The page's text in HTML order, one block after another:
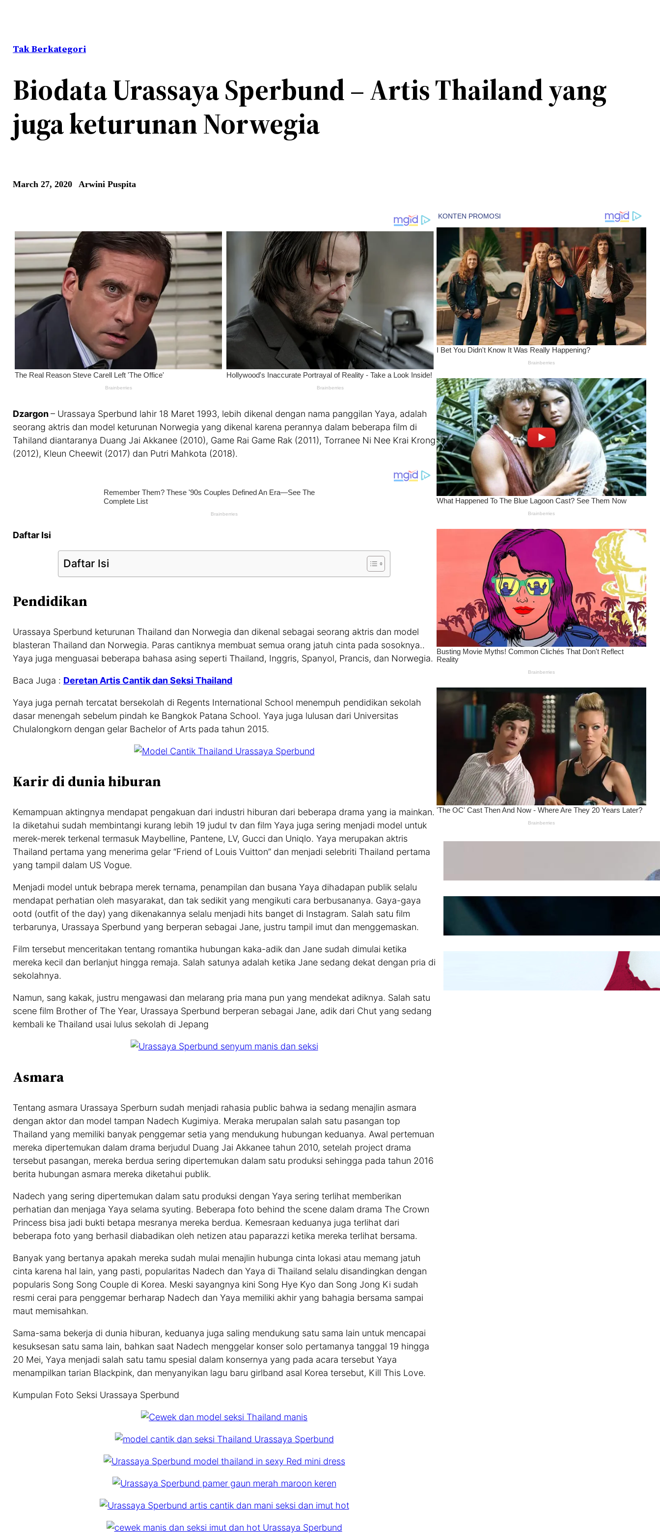
Tak Berkategori
Biodata Urassaya Sperbund – Artis Thailand yang
juga keturunan Norwegia
March 27, 2020 Arwini Puspita
Dzargon– Urassaya Sperbund lahir 18 Maret 1993, lebih dikenal dengan nama panggilan Yaya, adalah
seorang aktris dan model keturunan Norwegia yang dikenal karena perannya dalam beberapa film di
Tahiland diantaranya Duang Jai Akkanee (2010), Game Rai Game Rak (2011), Torranee Ni Nee Krai Krong
(2012), Kleun Cheewit (2017) dan Putri Mahkota (2018).
Daftar Isi
Daftar Isi
Pendidikan
Urassaya Sperbund keturunan Thailand dan Norwegia dan dikenal sebagai seorang aktris dan model
blasteran Thailand dan Norwegia. Paras cantiknya membuat semua orang jatuh cinta pada sosoknya..
Yaya juga menguasai beberapa bahasa asing seperti Thailand, Inggris, Spanyol, Prancis, dan Norwegia.
Baca Juga : Deretan Artis Cantik dan Seksi Thailand
Yaya juga pernah tercatat bersekolah di Regents International School menempuh pendidikan sekolah
dasar menengah sebelum pindah ke Bangkok Patana School. Yaya juga lulusan dari Universitas
Chulalongkorn dengan gelar Bachelor of Arts pada tahun 2015.
Karir di dunia hiburan
Kemampuan aktingnya mendapat pengakuan dari industri hiburan dari beberapa drama yang ia mainkan.
Ia diketahui sudah membintangi kurang lebih 19 judul tv dan film Yaya juga sering menjadi model untuk
merek-merek terkenal termasuk Maybelline, Pantene, LV, Gucci dan Uniqlo. Yaya merupakan aktris
Thailand pertama yang menerima gelar “Friend of Louis Vuitton” dan menjadi selebriti Thailand pertama
yang tampil dalam US Vogue.
Menjadi model untuk bebrapa merek ternama, penampilan dan busana Yaya dihadapan publik selalu
mendapat perhatian oleh masyarakat, dan tak sedikit yang mengikuti cara berbusananya. Gaya-gaya
ootd (outfit of the day) yang dikenakannya selalu menjadi hits banget di Instagram. Salah satu film
terbarunya, Urassaya Sperbund yang berperan sebagai Jane, justru tampil imut dan menggemaskan.
Film tersebut menceritakan tentang romantika hubungan kaka-adik dan Jane sudah dimulai ketika
mereka kecil dan berlanjut hingga remaja. Salah satunya adalah ketika Jane sedang dekat dengan pria di
sekolahnya.
Namun, sang kakak, justru mengawasi dan melarang pria mana pun yang mendekat adiknya. Salah satu
scene film Brother of The Year, Urassaya Sperbund berperan sebagai Jane, adik dari Chut yang sedang
kembali ke Thailand usai lulus sekolah di Jepang
Asmara
Tentang asmara Urassaya Sperburn sudah menjadi rahasia public bahwa ia sedang menajlin asmara
dengan aktor dan model tampan Nadech Kugimiya. Meraka merupalan salah satu pasangan top
Thailand yang memiliki banyak penggemar setia yang mendukung hubungan keduanya. Awal pertemuan
mereka dipertemukan dalam drama berjudul Duang Jai Akkanee tahun 2010, setelah project drama
tersebut pasangan, mereka berdua sering dipertemukan dalam satu produksi sehingga pada tahun 2016
berita hubungan asmara mereka diketahui publik.
Nadech yang sering dipertemukan dalam satu produksi dengan Yaya sering terlihat memberikan
perhatian dan menjaga Yaya selama syuting. Beberapa foto behind the scene dalam drama The Crown
Princess bisa jadi bukti betapa mesranya mereka berdua. Kemesraan keduanya juga terlihat dari
beberapa foto yang berhasil diabadikan oleh netizen atau paparazzi ketika mereka terlihat bersama.
Banyak yang bertanya apakah mereka sudah mulai menajlin hubunga cinta lokasi atau memang jatuh
cinta karena hal lain, yang pasti, popularitas Nadech dan Yaya di Thailand selalu disandingkan dengan
popularis Song Song Couple di Korea. Meski sayangnya kini Song Hye Kyo dan Song Jong Ki sudah
resmi cerai para penggemar berharap Nadech dan Yaya memiliki akhir yang bahagia bersama sampai
maut memisahkan.
Sama-sama bekerja di dunia hiburan, keduanya juga saling mendukung satu sama lain untuk mencapai
kesuksesan satu sama lain, bahkan saat Nadech menggelar konser solo pertamanya tanggal 19 hingga
20 Mei, Yaya menjadi salah satu tamu spesial dalam konsernya yang pada acara tersebut Yaya
menampilkan tarian Blackpink, dan menyanyikan lagu baru girlband asal Korea tersebut, Kill This Love.
Kumpulan Foto Seksi Urassaya Sperbund
Wanita Pamer Pakaian
Kepribadian
Mengintip Kepribadian
Wanita Dari Warna Bra